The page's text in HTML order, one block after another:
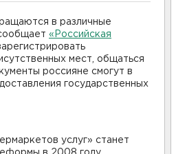
в различные
«Российская
мест, общаться
россияне смогут в
государственных
услуг» станет
в 2008 году,